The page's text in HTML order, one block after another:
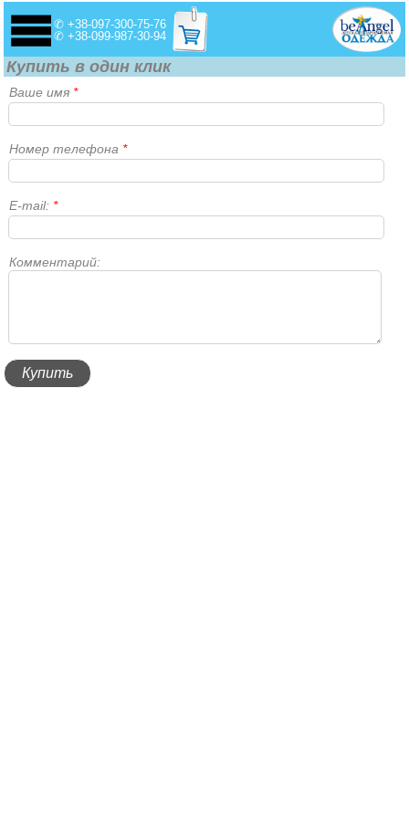
✆ +38-097-300-75-76
✆ +38-099-987-30-94
Купить в один клик
Ваше имя *
Номер телефона *
E-mail: *
Комментарий: